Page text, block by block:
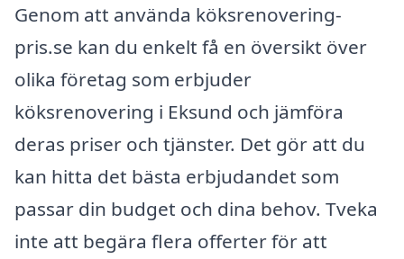
Genom att använda köksrenovering-
pris.se kan du enkelt få en översikt över
olika företag som erbjuder
köksrenovering i Eksund och jämföra
deras priser och tjänster. Det gör att du
kan hitta det bästa erbjudandet som
passar din budget och dina behov. Tveka
inte att begära flera offerter för att